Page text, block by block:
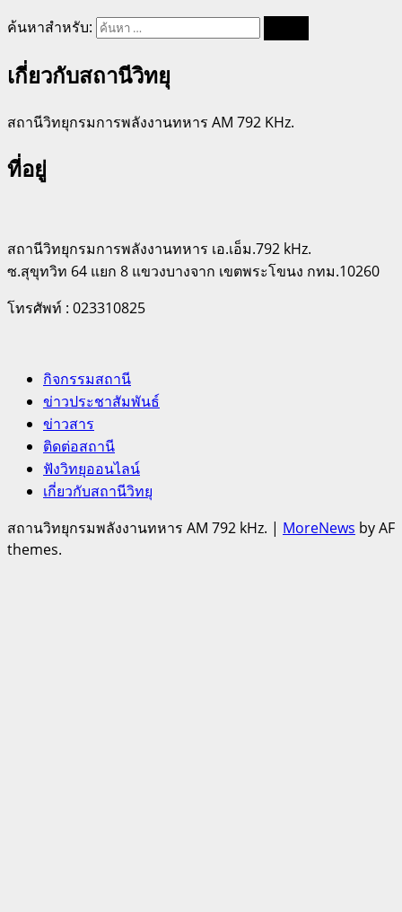
ค้นหาสำหรับ:
เกี่ยวกับสถานีวิทยุ
สถานีวิทยุกรมการพลังงานทหาร AM 792 KHz.
ที่อยู่
สถานีวิทยุกรมการพลังงานทหาร เอ.เอ็ม.792 kHz.
ซ.สุขุทวิท 64 แยก 8 แขวงบางจาก เขตพระโขนง กทม.10260
โทรศัพท์ : 023310825
กิจกรรมสถานี
ข่าวประชาสัมพันธ์
ข่าวสาร
ติดต่อสถานี
ฟังวิทยุออนไลน์
เกี่ยวกับสถานีวิทยุ
สถานวิทยุกรมพลังงานทหาร AM 792 kHz. | MoreNews by AF
themes.